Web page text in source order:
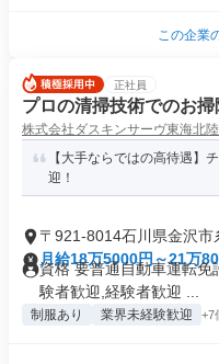
この企業
正社員
プロの清掃技術でのお
株式会社ダスキンサーヴ東海北陸
【大手ならではの高待遇】
迎！
〒921-8014石川県金沢市
月給18万5000円～21万
資格 要普通自動車運転
験者歓迎,経験者歓迎 ...
制服あり 業界未経験歓迎 +7